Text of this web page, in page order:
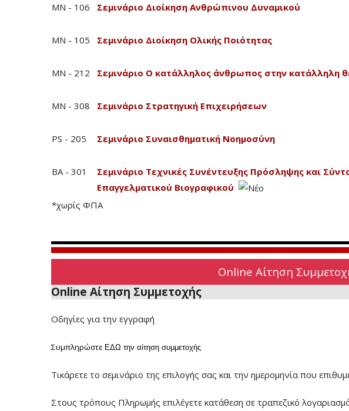
MN - 106
Σεμινάριο Διοίκηση Ανθρώπινου Δυναμικού
MN - 105
Σεμινάριο Διοίκηση Ολικής Ποιότητας
MN - 212
Σεμινάριο Ο κατάλληλος άνθρωπος στην κατάλληλη
MN - 308
Σεμινάριο Στρατηγική Επιχειρήσεων
PS - 205
Σεμινάριο Συναισθηματική Νοημοσύνη
BA - 301
Σεμινάριο Τεχνικές Συνέντευξης Πρόσληψης και
Επαγγελματικού Βιογραφικού
*χωρίς ΦΠΑ
Online Αίτηση
Online Αίτηση Συμμετοχής
Οδηγίες για την εγγραφή
Συμπληρώστε ΕΔΩ την αίτηση συμμετοχής
Τικάρετε το σεμινάριο της επιλογής σας και την ημερομηνία που
Στους τρόπους Πληρωμής επιλέγετε κατάθεση σε τραπεζικό